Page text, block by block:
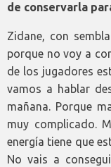
de conservarla
Zidane, con
porque no voy a
de los jugadores
vamos a hablar
mañana. Porque
muy complicado.
energía tiene que
No vais a